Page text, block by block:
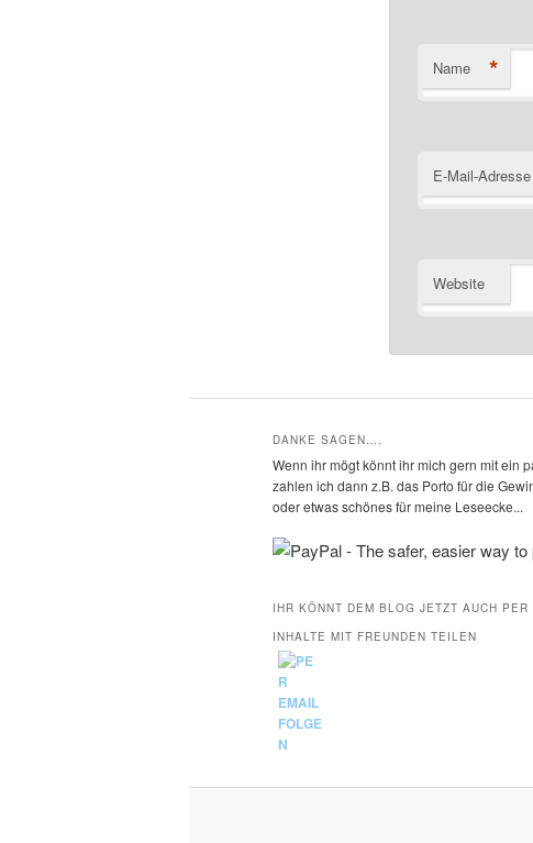
Name *
E-Mail-Adresse
Website
DANKE SAGEN….
Wenn ihr mögt könnt ihr mich gern mit ein
zahlen ich dann z.B. das Porto für die
oder etwas schönes für meine Leseecke...
IHR KÖNNT DEM BLOG JETZT AUCH
INHALTE MIT FREUNDEN TEILEN